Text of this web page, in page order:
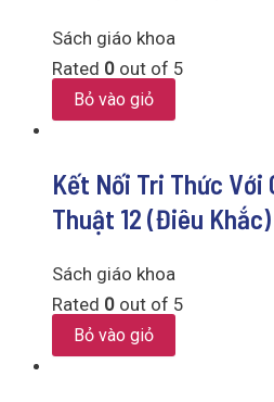
Sách giáo khoa
Rated 0 out of 5
Bỏ vào giỏ
Kết Nối Tri Thức Với
Thuật 12 (Điêu Khắc)
Sách giáo khoa
Rated 0 out of 5
Bỏ vào giỏ